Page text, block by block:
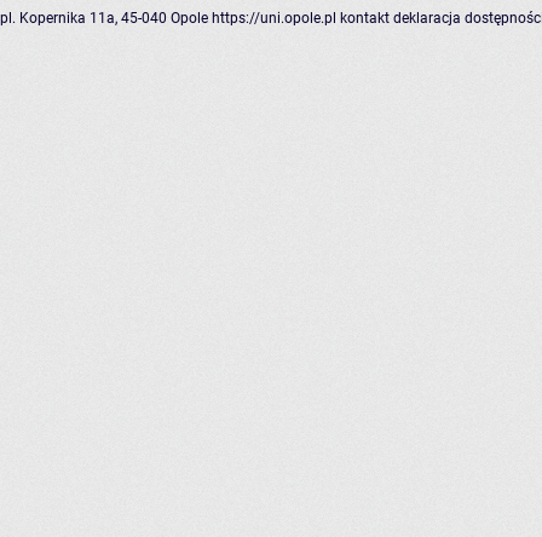
pl. Kopernika 11a, 45-040 Opole https://uni.opole.pl kontakt deklaracja